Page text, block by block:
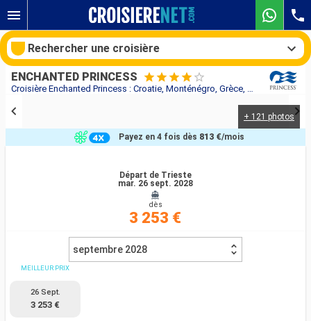
Croisière Enchanted Princess : Croatie, Monténégro, Grèce, Chypre, Malte, Italie, Turquie au départ de Trieste
ENCHANTED PRINCESS
+ 121 photos
Départ de Trieste
mar. 26 sept. 2028
dès
3 253 €
Payez en 4 fois dès 813 €/mois
septembre 2028
MEILLEUR PRIX
26 Sept.
3 253 €
Rechercher une croisière
Compagnies
Rechercher